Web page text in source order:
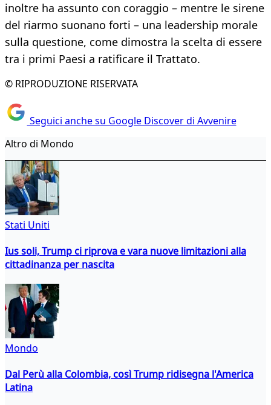
inoltre ha assunto con coraggio – mentre le sirene
del riarmo suonano forti – una leadership morale
sulla questione, come dimostra la scelta di essere
tra i primi Paesi a ratificare il Trattato.
© RIPRODUZIONE RISERVATA
Seguici anche su Google Discover di Avvenire
Altro di Mondo
Stati Uniti
Ius soli, Trump ci riprova e vara nuove limitazioni alla
cittadinanza per nascita
Mondo
Dal Perù alla Colombia, così Trump ridisegna l'America
Latina